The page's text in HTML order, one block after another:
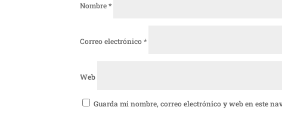
Nombre*
Correo electrónico*
Web
Guarda mi nombre, correo electrónico y web en este